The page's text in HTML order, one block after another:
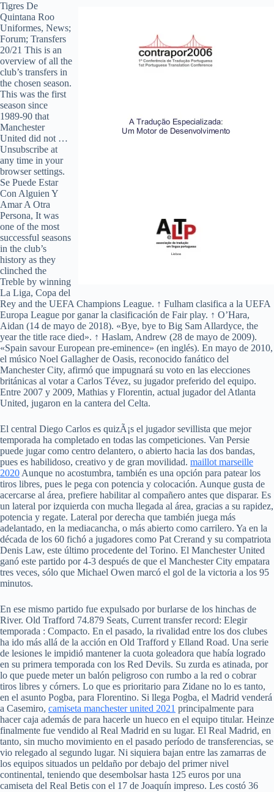
Tigres De
Quintana Roo
Uniformes, News;
Forum; Transfers
20/21 This is an
overview of all the
club’s transfers in
the chosen season.
This was the first
season since
1989-90 that
Manchester
United did not …
Unsubscribe at
any time in your
browser settings.
Se Puede Estar
Con Alguien Y
Amar A Otra
Persona, It was
one of the most
successful seasons
in the club’s
history as they
clinched the
Treble by winning
La Liga, Copa del
Rey and the UEFA Champions League. ↑ Fulham clasifica a la UEFA
Europa League por ganar la clasificación de Fair play. ↑ O’Hara,
Aidan (14 de mayo de 2018). «Bye, bye to Big Sam Allardyce, the
year the title race died». ↑ Haslam, Andrew (28 de mayo de 2009).
«Spain savour European pre-eminence» (en inglés). En mayo de 2010,
el músico Noel Gallagher de Oasis, reconocido fanático del
Manchester City, afirmó que impugnará su voto en las elecciones
británicas al votar a Carlos Tévez, su jugador preferido del equipo.
Entre 2007 y 2009, Mathias y Florentin, actual jugador del Atlanta
United, jugaron en la cantera del Celta.
El central Diego Carlos es quizÃ¡s el jugador sevillista que mejor
temporada ha completado en todas las competiciones. Van Persie
puede jugar como centro delantero, o abierto hacia las dos bandas,
pues es habilidoso, creativo y de gran movilidad. maillot marseille
2020 Aunque no acostumbra, también es una opción para patear los
tiros libres, pues le pega con potencia y colocación. Aunque gusta de
acercarse al área, prefiere habilitar al compañero antes que disparar. Es
un lateral por izquierda con mucha llegada al área, gracias a su rapidez,
potencia y regate. Lateral por derecha que también juega más
adelantado, en la mediacancha, o más abierto como carrilero. Ya en la
década de los 60 fichó a jugadores como Pat Crerand y su compatriota
Denis Law, este último procedente del Torino. El Manchester United
ganó este partido por 4-3 después de que el Manchester City empatara
tres veces, sólo que Michael Owen marcó el gol de la victoria a los 95
minutos.
En ese mismo partido fue expulsado por burlarse de los hinchas de
River. Old Trafford 74.879 Seats, Current transfer record: Elegir
temporada : Compacto. En el pasado, la rivalidad entre los dos clubes
ha ido más allá de la acción en Old Trafford y Elland Road. Una serie
de lesiones le impidió mantener la cuota goleadora que había logrado
en su primera temporada con los Red Devils. Su zurda es atinada, por
lo que puede meter un balón peligroso con rumbo a la red o cobrar
tiros libres y córners. Lo que es prioritario para Zidane no lo es tanto,
en el asunto Pogba, para Florentino. Si llega Pogba, el Madrid venderá
a Casemiro, camiseta manchester united 2021 principalmente para
hacer caja además de para hacerle un hueco en el equipo titular. Heinze
finalmente fue vendido al Real Madrid en su lugar. El Real Madrid, en
tanto, sin mucho movimiento en el pasado período de transferencias, se
vio relegado al segundo lugar. Ni siquiera bajan entre las zamarras de
los equipos situados un peldaño por debajo del primer nivel
continental, teniendo que desembolsar hasta 125 euros por una
camiseta del Real Betis con el 17 de Joaquín impreso. Les costó 36